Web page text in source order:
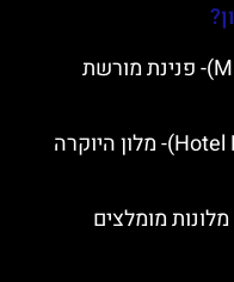
מסקוביצה האן (Maskovica Han)- פנינת מורשת
מלון קוורנר באופטייה (Hotel Kvarner)- מלון היוקרה